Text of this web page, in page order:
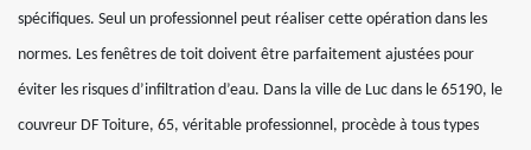
spécifiques. Seul un professionnel peut réaliser cette opération dans les
normes. Les fenêtres de toit doivent être parfaitement ajustées pour
éviter les risques d’infiltration d’eau. Dans la ville de Luc dans le 65190, le
couvreur DF Toiture, 65, véritable professionnel, procède à tous types